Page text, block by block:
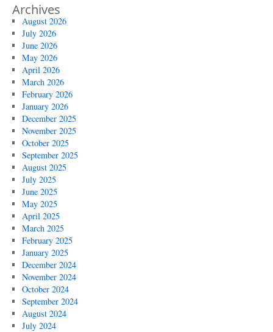
Archives
August 2026
July 2026
June 2026
May 2026
April 2026
March 2026
February 2026
January 2026
December 2025
November 2025
October 2025
September 2025
August 2025
July 2025
June 2025
May 2025
April 2025
March 2025
February 2025
January 2025
December 2024
November 2024
October 2024
September 2024
August 2024
July 2024